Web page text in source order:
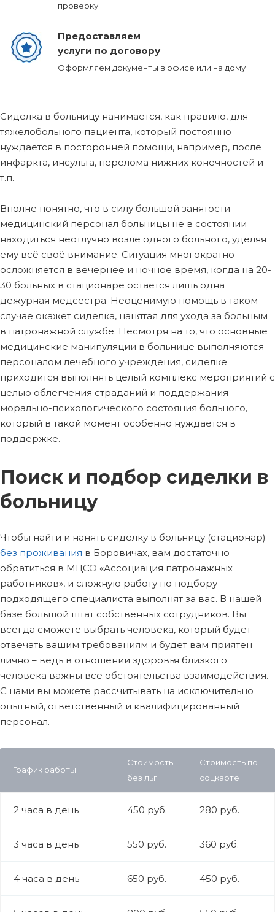
проверку
Предоставляем
услуги по договору
Оформляем документы в офисе или на дому
Сиделка в больницу нанимается, как правило, для
тяжелобольного пациента, который постоянно
нуждается в посторонней помощи, например, после
инфаркта, инсульта, перелома нижних конечностей и
т.п.
Вполне понятно, что в силу большой занятости
медицинский персонал больницы не в состоянии
находиться неотлучно возле одного больного, уделяя
ему всё своё внимание. Ситуация многократно
осложняется в вечернее и ночное время, когда на 20-
30 больных в стационаре остаётся лишь одна
дежурная медсестра. Неоценимую помощь в таком
случае окажет сиделка, нанятая для ухода за больным
в патронажной службе. Несмотря на то, что основные
медицинские манипуляции в больнице выполняются
персоналом лечебного учреждения, сиделке
приходится выполнять целый комплекс мероприятий с
целью облегчения страданий и поддержания
морально-психологического состояния больного,
который в такой момент особенно нуждается в
поддержке.
Поиск и подбор сиделки в
больницу
Чтобы найти и нанять сиделку в больницу (стационар)
без проживания в Боровичах, вам достаточно
обратиться в МЦСО «Ассоциация патронажных
работников», и сложную работу по подбору
подходящего специалиста выполнят за вас. В нашей
базе большой штат собственных сотрудников. Вы
всегда сможете выбрать человека, который будет
отвечать вашим требованиям и будет вам приятен
лично – ведь в отношении здоровья близкого
человека важны все обстоятельства взаимодействия.
С нами вы можете рассчитывать на исключительно
опытный, ответственный и квалифицированный
персонал.
График работы
Стоимость
без льг
Стоимость по
соцкарте
2 часа в день 450 руб. 280 руб.
3 часа в день 550 руб. 360 руб.
4 часа в день 650 руб. 450 руб.